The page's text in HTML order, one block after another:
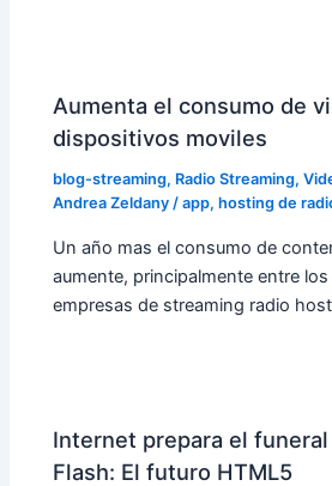
Aumenta el consumo de
dispositivos moviles
blog-streaming, Radio Streaming,
Andrea Zeldany/app,hosting de
Un año mas el consumo de
aumente, principalmente entre
empresas de streaming radio
Internet prepara el
Flash: El futuro HTML5